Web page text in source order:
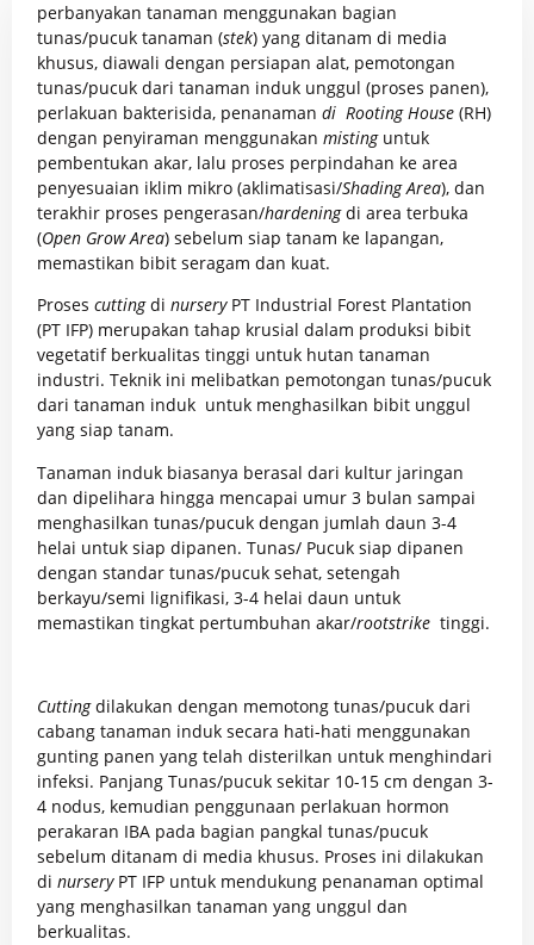
perbanyakan tanaman menggunakan bagian
tunas/pucuk tanaman (stek) yang ditanam di media
khusus, diawali dengan persiapan alat, pemotongan
tunas/pucuk dari tanaman induk unggul (proses panen),
perlakuan bakterisida, penanaman di Rooting House (RH)
dengan penyiraman menggunakan mistinguntuk
pembentukan akar, lalu proses perpindahan ke area
penyesuaian iklim mikro (aklimatisasi/Shading Area), dan
terakhir proses pengerasan/hardeningdi area terbuka
(Open Grow Area) sebelum siap tanam ke lapangan,
memastikan bibit seragam dan kuat.
Proses cuttingdi nursery PT Industrial Forest Plantation
(PT IFP) merupakan tahap krusial dalam produksi bibit
vegetatif berkualitas tinggi untuk hutan tanaman
industri. Teknik ini melibatkan pemotongan tunas/pucuk
dari tanaman induk untuk menghasilkan bibit unggul
yang siap tanam.​
Tanaman induk biasanya berasal dari kultur jaringan
dan dipelihara hingga mencapai umur 3 bulan sampai
menghasilkan tunas/pucuk dengan jumlah daun 3-4
helai untuk siap dipanen. Tunas/ Pucuk siap dipanen
dengan standar tunas/pucuk sehat, setengah
berkayu/semi lignifikasi, 3-4 helai daun untuk
memastikan tingkat pertumbuhan akar/rootstrike tinggi.
Cuttingdilakukan dengan memotong tunas/pucuk dari
cabang tanaman induk secara hati-hati menggunakan
gunting panen yang telah disterilkan untuk menghindari
infeksi. Panjang Tunas/pucuk sekitar 10-15 cm dengan 3-
4 nodus, kemudian penggunaan perlakuan hormon
perakaran IBA pada bagian pangkal tunas/pucuk
sebelum ditanam di media khusus. Proses ini dilakukan
di nursery PT IFP untuk mendukung penanaman optimal
yang menghasilkan tanaman yang unggul dan
berkualitas.​